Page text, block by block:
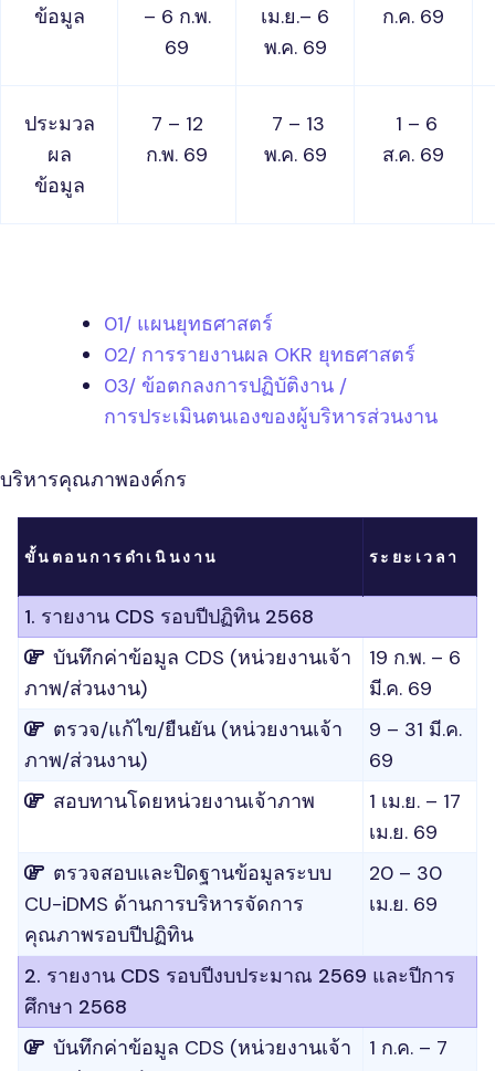
ข้อมูล
– 6 ก.พ.
69
เม.ย.– 6
พ.ค. 69
ก.ค. 69
ประมวล
ผล
ข้อมูล
7 – 12
ก.พ. 69
7 – 13
พ.ค. 69
1 – 6
ส.ค. 69
01/ แผนยุทธศาสตร์
02/ การรายงานผล OKR ยุทธศาสตร์
03/ ข้อตกลงการปฏิบัติงาน /
การประเมินตนเองของผู้บริหารส่วนงาน
บริหารคุณภาพองค์กร
ขั้นตอนการดำเนินงาน ระยะเวลา
1. รายงาน CDS รอบปีปฏิทิน 2568
บันทึกค่าข้อมูล CDS (หน่วยงานเจ้า
ภาพ/ส่วนงาน)
19 ก.พ. – 6
มี.ค. 69
ตรวจ/แก้ไข/ยืนยัน (หน่วยงานเจ้า
ภาพ/ส่วนงาน)
9 – 31 มี.ค.
69
สอบทานโดยหน่วยงานเจ้าภาพ
1 เม.ย. – 17
เม.ย. 69
ตรวจสอบและปิดฐานข้อมูลระบบ
CU-iDMS ด้านการบริหารจัดการ
คุณภาพรอบปีปฏิทิน
20 – 30
เม.ย. 69
2. รายงาน CDS รอบปีงบประมาณ 2569 และปีการ
ศึกษา 2568
บันทึกค่าข้อมูล CDS (หน่วยงานเจ้า
1 ก.ค. – 7